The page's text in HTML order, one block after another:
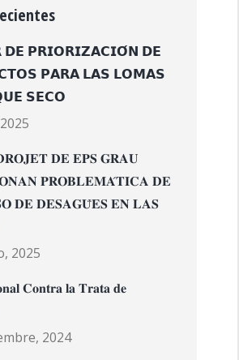
𝗗𝗘 𝗣𝗥𝗜𝗢𝗥𝗜𝗭𝗔𝗖𝗜𝗢́𝗡 𝗗𝗘
𝗣𝗔𝗥𝗔 𝗟𝗔𝗦 𝗟𝗢𝗠𝗔𝗦
𝗦𝗘𝗖𝗢
𝐃𝐄 𝐄𝐏𝐒 𝐆𝐑𝐀𝐔
𝐏𝐑𝐎𝐁𝐋𝐄𝐌𝐀́𝐓𝐈𝐂𝐀 𝐃𝐄
𝐃𝐄 𝐃𝐄𝐒𝐀𝐆𝐔̈𝐄𝐒 𝐄𝐍 𝐋𝐀𝐒
2025
𝐂𝐨𝐧𝐭𝐫𝐚 𝐥𝐚 𝐓𝐫𝐚𝐭𝐚 𝐝𝐞
2024